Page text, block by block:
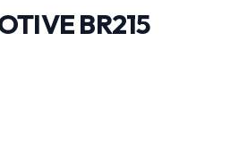
BR215